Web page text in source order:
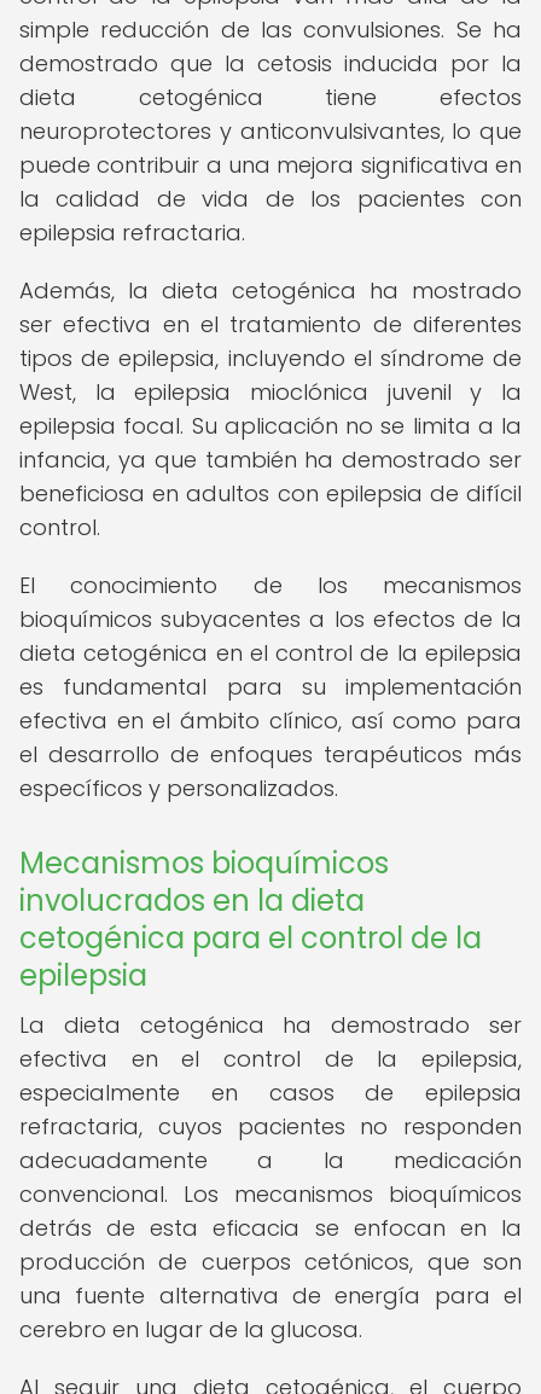
simple reducción de las convulsiones. Se ha
demostrado que la cetosis inducida por la
dieta cetogénica tiene efectos
neuroprotectores y anticonvulsivantes, lo que
puede contribuir a una mejora significativa en
la calidad de vida de los pacientes con
epilepsia refractaria.
Además, la dieta cetogénica ha mostrado
ser efectiva en el tratamiento de diferentes
tipos de epilepsia, incluyendo el síndrome de
West, la epilepsia mioclónica juvenil y la
epilepsia focal. Su aplicación no se limita a la
infancia, ya que también ha demostrado ser
beneficiosa en adultos con epilepsia de difícil
control.
El conocimiento de los mecanismos
bioquímicos subyacentes a los efectos de la
dieta cetogénica en el control de la epilepsia
es fundamental para su implementación
efectiva en el ámbito clínico, así como para
el desarrollo de enfoques terapéuticos más
específicos y personalizados.
Mecanismos bioquímicos
involucrados en la dieta
cetogénica para el control de la
epilepsia
La dieta cetogénica ha demostrado ser
efectiva en el control de la epilepsia,
especialmente en casos de epilepsia
refractaria, cuyos pacientes no responden
adecuadamente a la medicación
convencional. Los mecanismos bioquímicos
detrás de esta eficacia se enfocan en la
producción de cuerpos cetónicos, que son
una fuente alternativa de energía para el
cerebro en lugar de la glucosa.
Al seguir una dieta cetogénica, el cuerpo